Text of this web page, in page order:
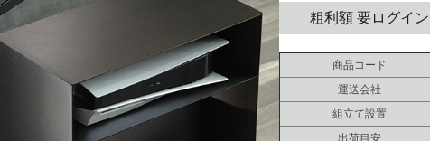
粗利額 要ログイン
商品コード
運送会社
組立て設置
出荷目安